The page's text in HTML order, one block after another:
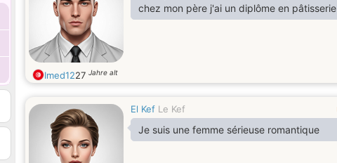
chez mon père j'ai un diplôme en pâtisserie
Imed1227 Jahre alt
El Kef Le Kef
Je suis une femme sérieuse romantique